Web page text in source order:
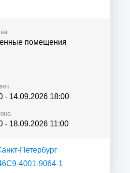
муниципальное
помещения
- 14.09.2026 18:00
- 18.09.2026 11:00
Петербург
4001-9064-1